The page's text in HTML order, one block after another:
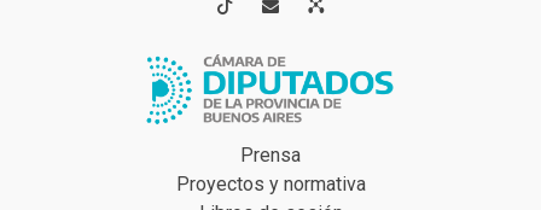
 
Prensa
Proyectos y normativa